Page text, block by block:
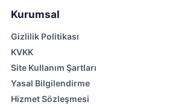
Kurumsal
Gizlilik Politikası
KVKK
Site Kullanım Şartları
Yasal Bilgilendirme
Hizmet Sözleşmesi